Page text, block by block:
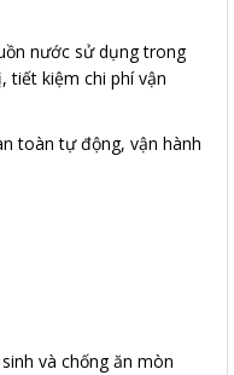
nước sử dụng trong
tiết kiệm chi phí vận
tự động, vận hành
và chống ăn mòn